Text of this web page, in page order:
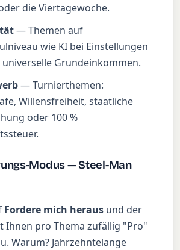
die Viertagewoche.
— Themen auf
wie KI bei Einstellungen
universelle Grundeinkommen.
— Turnierthemen:
Willensfreiheit, staatliche
oder 100 %
Modus — Steel-Man
Fordere mich heraus und der
Ihnen pro Thema zufällig "Pro"
Warum? Jahrzehntelange